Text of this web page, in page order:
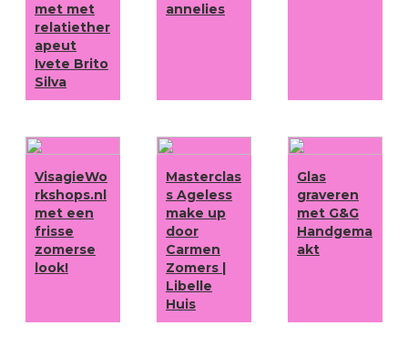
met met
relatiether
apeut
Ivete Brito
Silva
annelies
VisagieWo
rkshops.nl
met een
frisse
zomerse
look!
Masterclas
s Ageless
make up
door
Carmen
Zomers |
Libelle
Huis
Glas
graveren
met G&G
Handgema
akt